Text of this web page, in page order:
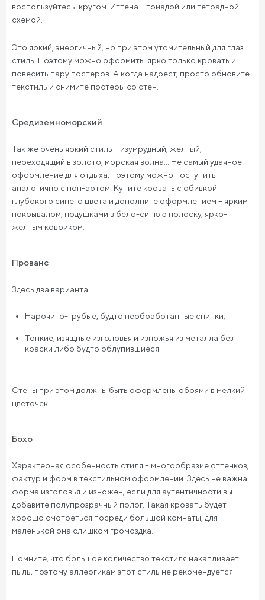
воспользуйтесь кругом Иттена – триадой или тетрадной
схемой.
Это яркий, энергичный, но при этом утомительный для глаз
стиль. Поэтому можно оформить ярко только кровать и
повесить пару постеров. А когда надоест, просто обновите
текстиль и снимите постеры со стен.
Средиземноморский
Так же очень яркий стиль – изумрудный, желтый,
переходящий в золото, морская волна... Не самый удачное
оформление для отдыха, поэтому можно поступить
аналогично с поп-артом. Купите кровать с обивкой
глубокого синего цвета и дополните оформлением – ярким
покрывалом, подушками в бело-синюю полоску, ярко-
желтым ковриком.
Прованс
Здесь два варианта:
Нарочито-грубые, будто необработанные спинки;
Тонкие, изящные изголовья и изножья из металла без
краски либо будто облупившиеся.
Стены при этом должны быть оформлены обоями в мелкий
цветочек.
Бохо
Характерная особенность стиля – многообразие оттенков,
фактур и форм в текстильном оформлении. Здесь не важна
форма изголовья и изножен, если для аутентичности вы
добавите полупрозрачный полог. Такая кровать будет
хорошо смотреться посреди большой комнаты, для
маленькой она слишком громоздка.
Помните, что большое количество текстиля накапливает
пыль, поэтому аллергикам этот стиль не рекомендуется.